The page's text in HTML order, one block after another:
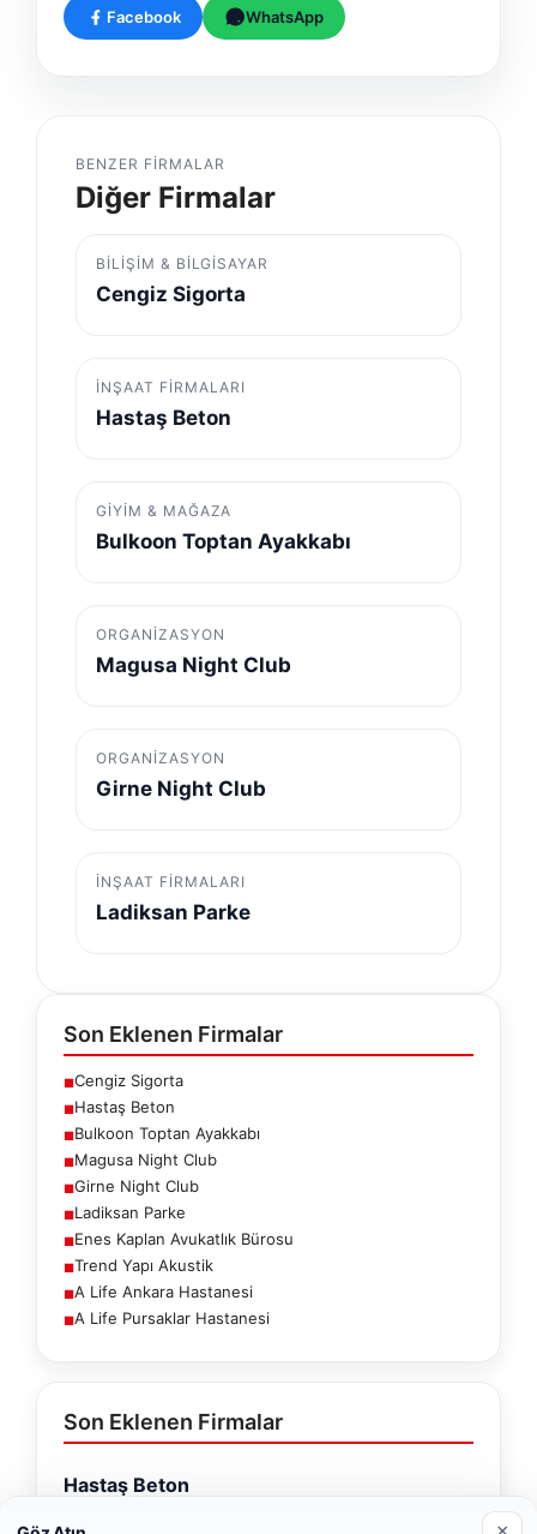
Facebook WhatsApp
BENZER FIRMALAR
Diğer Firmalar
BILIŞIM & BILGISAYAR
Cengiz Sigorta
İNŞAAT FIRMALARI
Hastaş Beton
GIYIM & MAĞAZA
Bulkoon Toptan Ayakkabı
ORGANIZASYON
Magusa Night Club
ORGANIZASYON
Girne Night Club
İNŞAAT FIRMALARI
Ladiksan Parke
Son Eklenen Firmalar
■Cengiz Sigorta
■Hastaş Beton
■Bulkoon Toptan Ayakkabı
■Magusa Night Club
■Girne Night Club
■Ladiksan Parke
■Enes Kaplan Avukatlık Bürosu
■Trend Yapı Akustik
■A Life Ankara Hastanesi
■A Life Pursaklar Hastanesi
Son Eklenen Firmalar
Hastaş Beton